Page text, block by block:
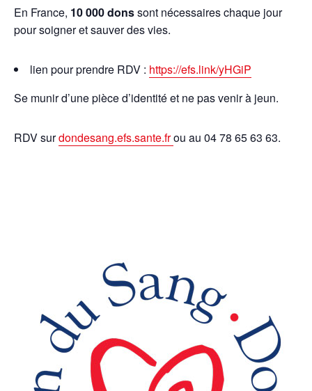
En France, 10 000 donssont nécessaires chaque jour
pour soigner et sauver des vies.
lien pour prendre RDV : https://efs.link/yHGiP
Se munir d’une pièce d’identité et ne pas venir à jeun.
RDV surdondesang.efs.sante.frou au 04 78 65 63 63.